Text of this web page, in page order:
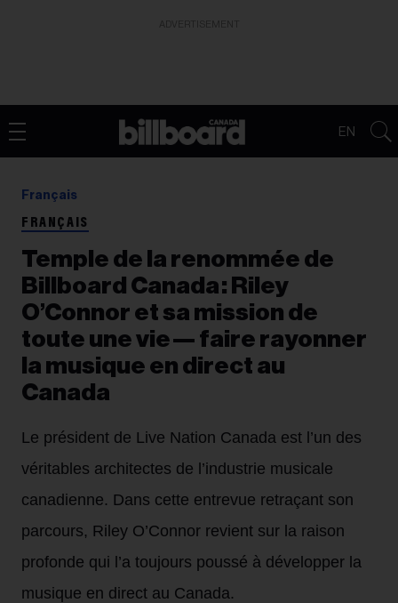
EN
Français
FRANÇAIS
Temple de la renommée de
Billboard Canada : Riley
O’Connor et sa mission de
toute une vie — faire rayonner
la musique en direct au
Canada
Le président de Live Nation Canada est l’un des
véritables architectes de l’industrie musicale
canadienne. Dans cette entrevue retraçant son
parcours, Riley O’Connor revient sur la raison
profonde qui l’a toujours poussé à développer la
musique en direct au Canada.